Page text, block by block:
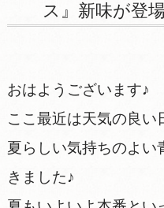
ス』新味が登
おはようございます♪
ここ最近は天気の良い
夏らしい気持ちのよい
きました♪